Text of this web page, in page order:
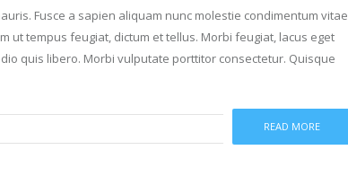
Fusce a sapien aliquam nunc molestie condimentum vitae
ut tempus feugiat, dictum et tellus. Morbi feugiat, lacus eget
quis libero. Morbi vulputate porttitor consectetur. Quisque
READ MORE